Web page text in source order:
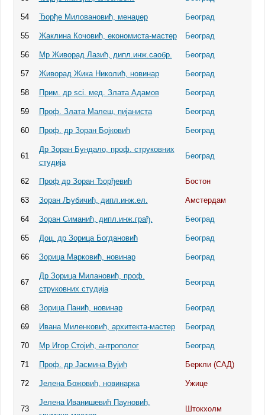
54 Ђорђе Миловановић, менаџер Београд
55 Жаклина Кочовић, економиста-мастер Београд
56 Мр Живорад Лазић, дипл.инж.саобр. Београд
57 Живорад Жика Николић, новинар Београд
58 Прим. др sci. мед. Злата Адамов Београд
59 Проф. Злата Малеш, пијаниста Београд
60 Проф. др Зоран Бојковић Београд
61
Др Зоран Бундало, проф. струковних
студија
Београд
62 Проф др Зоран Ђорђевић Бостон
63 Зоран Љубичић, дипл.инж.ел. Амстердам
64 Зоран Симанић, дипл.инж.грађ. Београд
65 Доц. др Зорица Богдановић Београд
66 Зорица Марковић, новинар Београд
67
Др Зорица Милановић, проф.
струковних студија
Београд
68 Зорица Панић, новинар Београд
69 Ивана Миленковић, архитекта-мастер Београд
70 Мр Игор Стојић, антрополог Београд
71 Проф. др Јасмина Вујић Беркли (САД)
72 Јелена Божовић, новинарка Ужице
73
Јелена Иванишевић Пауновић,
Штокхолм